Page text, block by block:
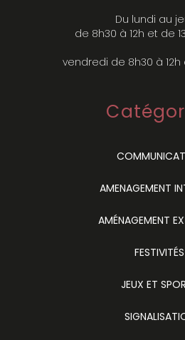
Du lundi au
de 8h30 à 12h et de
vendredi de 8h30 à 12h
AMENAGEMENT
AMÉNAGEMENT
FESTIVITÉS
JEUX ET